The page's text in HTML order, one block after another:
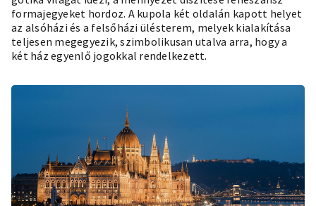
formajegyeket hordoz. A kupola két oldalán kapott helyet
az alsóházi és a felsőházi ülésterem, melyek kialakítása
teljesen megegyezik, szimbolikusan utalva arra, hogy a
két ház egyenlő jogokkal rendelkezett.